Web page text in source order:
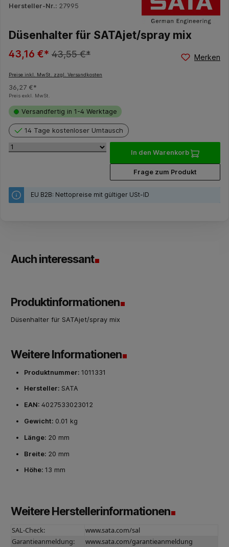
Hersteller-Nr.: 27995
Düsenhalter für SATAjet/spray mix
43,16 €* 43,55 €* Merken
Preise inkl. MwSt. zzgl. Versandkosten
36,27 €*
Preis exkl. MwSt.
Versandfertig in 1-4 Werktage
14 Tage kostenloser Umtausch
In den Warenkorb
Frage zum Produkt
EU B2B: Nettopreise mit gültiger USt-ID
Auch interessant
Produktinformationen
Düsenhalter für SATAjet/spray mix
Weitere Informationen
Produktnummer: 1011331
Hersteller: SATA
EAN: 4027533023012
Gewicht: 0.01 kg
Länge: 20 mm
Breite: 20 mm
Höhe: 13 mm
Weitere Herstellerinformationen
SAL-Check:
www.sata.com/sal
Garantieanmeldung:
www.sata.com/garantieanmeldung